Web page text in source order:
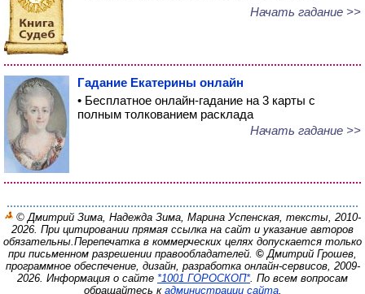
Начать гадание >>
Гадание Екатерины онлайн
• Бесплатное онлайн-гадание на 3 карты с
полным толкованием расклада
Начать гадание >>
© Дмитрий Зима, Надежда Зима, Марина Успенская, тексты, 2010-
2026. При цитировании прямая ссылка на сайт и указание авторов
обязательны.Перепечатка в коммерческих целях допускается только
при письменном разрешении правообладателей. © Дмитрий Грошев,
программное обеспечение, дизайн, разработка онлайн-сервисов, 2009-
2026. Информация о сайте *1001 ГОРОСКОП*. По всем вопросам
обращайтесь к администрации сайта.